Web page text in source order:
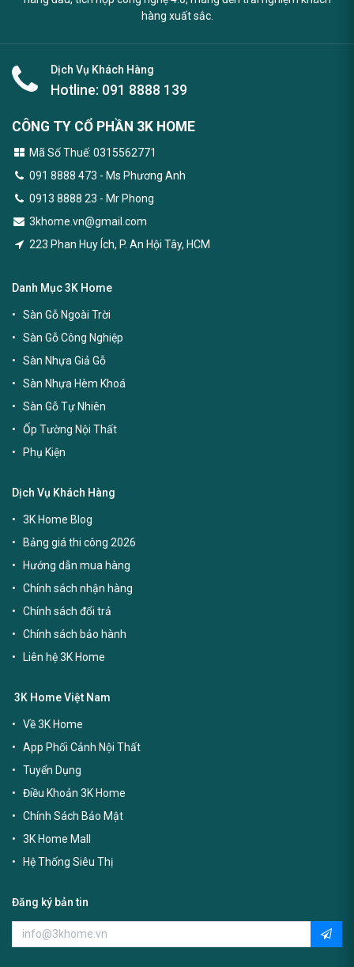
hàng xuất sắc.
Dịch Vụ Khách Hàng
Hotline: 091 8888 139
CÔNG TY CỔ PHẦN 3K HOME
Mã Số Thuế: 0315562771
091 8888 473 - Ms Phương Anh
0913 8888 23 - Mr Phong
3khome.vn@gmail.com
223 Phan Huy Ích, P. An Hội Tây, HCM
Danh Mục 3K Home
Sàn Gỗ Ngoài Trời
Sàn Gỗ Công Nghiệp
Sàn Nhựa Giả Gỗ
Sàn Nhựa Hèm Khoá
Sàn Gỗ Tự Nhiên
Ốp Tường Nội Thất
Phụ Kiện
Dịch Vụ Khách Hàng
3K Home Blog
Bảng giá thi công 2026
Hướng dẫn mua hàng
Chính sách nhận hàng
Chính sách đổi trả
Chính sách bảo hành
Liên hệ 3K Home
3K Home Việt Nam
Về 3K Home
App Phối Cảnh Nội Thất
Tuyển Dụng
Điều Khoản 3K Home
Chính Sách Bảo Mật
3K Home Mall
Hệ Thống Siêu Thị
Đăng ký bản tin